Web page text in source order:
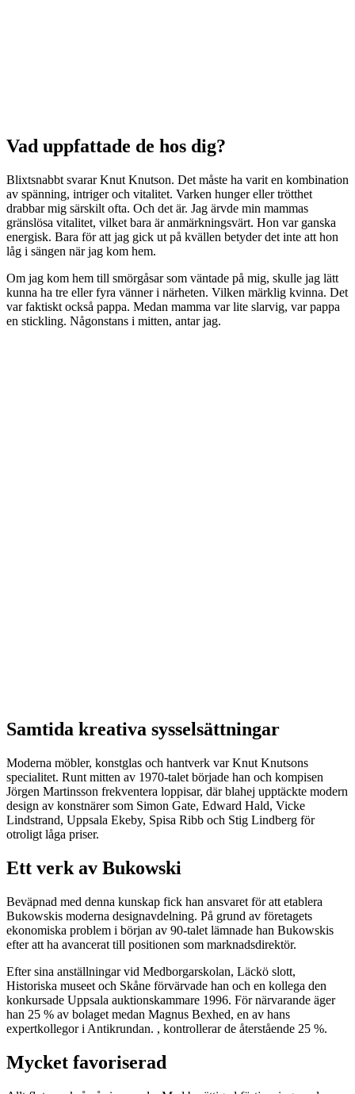
Vad uppfattade de hos dig?
Blixtsnabbt svarar Knut Knutson. Det måste ha varit en kombination
av spänning, intriger och vitalitet. Varken hunger eller trötthet
drabbar mig särskilt ofta. Och det är. Jag ärvde min mammas
gränslösa vitalitet, vilket bara är anmärkningsvärt. Hon var ganska
energisk. Bara för att jag gick ut på kvällen betyder det inte att hon
låg i sängen när jag kom hem.
Om jag kom hem till smörgåsar som väntade på mig, skulle jag lätt
kunna ha tre eller fyra vänner i närheten. Vilken märklig kvinna. Det
var faktiskt också pappa. Medan mamma var lite slarvig, var pappa
en stickling. Någonstans i mitten, antar jag.
Samtida kreativa sysselsättningar
Moderna möbler, konstglas och hantverk var Knut Knutsons
specialitet. Runt mitten av 1970-talet började han och kompisen
Jörgen Martinsson frekventera loppisar, där blahej upptäckte modern
design av konstnärer som Simon Gate, Edward Hald, Vicke
Lindstrand, Uppsala Ekeby, Spisa Ribb och Stig Lindberg för
otroligt låga priser.
Ett verk av Bukowski
Beväpnad med denna kunskap fick han ansvaret för att etablera
Bukowskis moderna designavdelning. På grund av företagets
ekonomiska problem i början av 90-talet lämnade han Bukowskis
efter att ha avancerat till positionen som marknadsdirektör.
Efter sina anställningar vid Medborgarskolan, Läckö slott,
Historiska museet och Skåne förvärvade han och en kollega den
konkursade Uppsala auktionskammare 1996. För närvarande äger
han 25 % av bolaget medan Magnus Bexhed, en av hans
expertkollegor i Antikrundan. , kontrollerar de återstående 25 %.
Mycket favoriserad